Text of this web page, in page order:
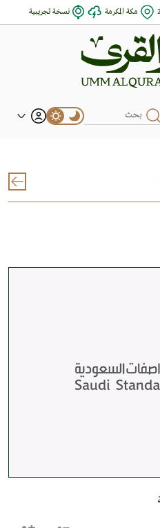
مكة المكرمة نسخة تجريبية